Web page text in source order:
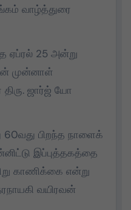
வாழ்த்துரை
ஏப்ரல் 25 அன்று
முன்னாள்
திரு. ஜார்ஜ் யோ
60வது பிறந்த நாளைக்
இப்புத்தகத்தை
காணிக்கை என்று
வயிரவன்